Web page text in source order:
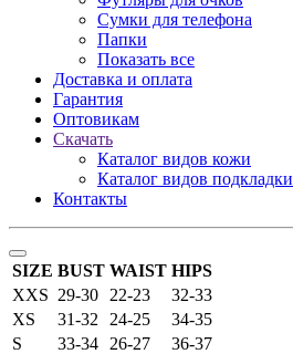
Сумки для телефона
Папки
Показать все
Доставка и оплата
Гарантия
Оптовикам
Скачать
Каталог видов кожи
Каталог видов подкладки
Контакты
SIZE BUST WAIST HIPS
XXS 29-30 22-23
32-33
XS
31-32 24-25
34-35
S
33-34 26-27
36-37